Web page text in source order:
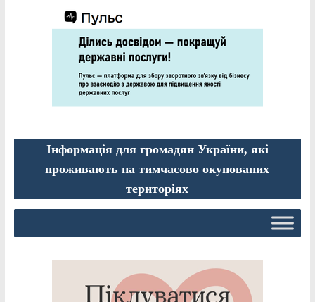
Інформація для громадян України, які
проживають на тимчасово окупованих
територіях